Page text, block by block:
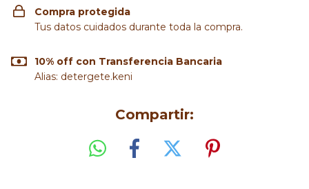
Compra protegida
Tus datos cuidados durante toda la compra.
10% off con Transferencia Bancaria
Alias: detergete.keni
Compartir: